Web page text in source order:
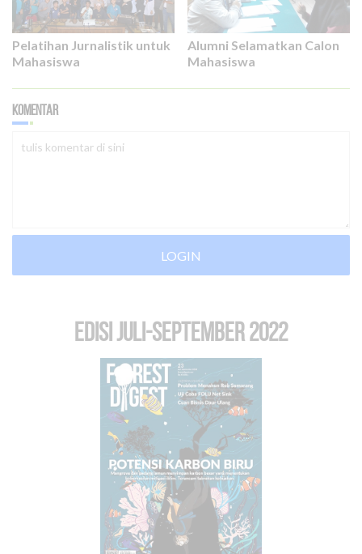
Pelatihan Jurnalistik untuk
Mahasiswa
Alumni Selamatkan Calon
Mahasiswa
Komentar
LOGIN
EDISI Juli-September 2022